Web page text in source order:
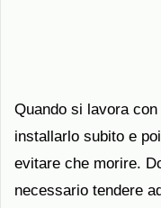
Quando si lavora
installarlo subito e
evitare che morire.
necessario tendere